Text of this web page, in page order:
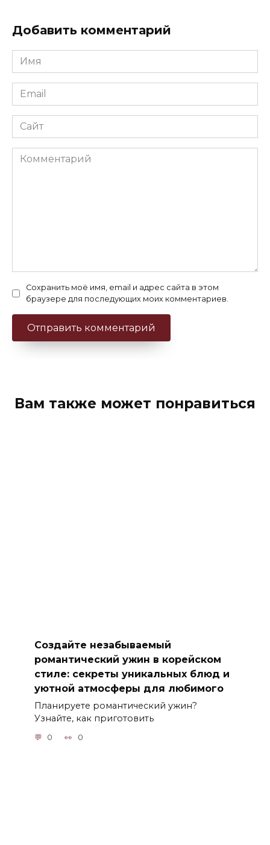
Добавить комментарий
Имя
*
Email
*
Сайт
Комментарий
Сохранить моё имя, email и адрес сайта в этом
браузере для последующих моих комментариев.
Вам также может понравиться
Создайте незабываемый
романтический ужин в корейском
стиле: секреты уникальных блюд и
уютной атмосферы для любимого
Планируете романтический ужин?
Узнайте, как приготовить
0 0